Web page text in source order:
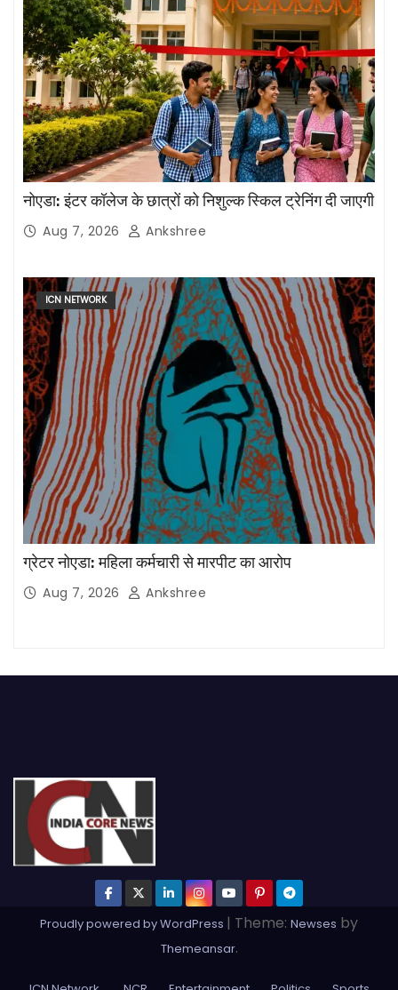
नोएडा: इंटर कॉलेज के छात्रों को निशुल्क स्किल ट्रेनिंग दी जाएगी
Aug 7, 2026 Ankshree
ICN NETWORK
ग्रेटर नोएडा: महिला कर्मचारी से मारपीट का आरोप
Aug 7, 2026 Ankshree
Proudly powered by WordPress | Theme: Newses by
Themeansar.